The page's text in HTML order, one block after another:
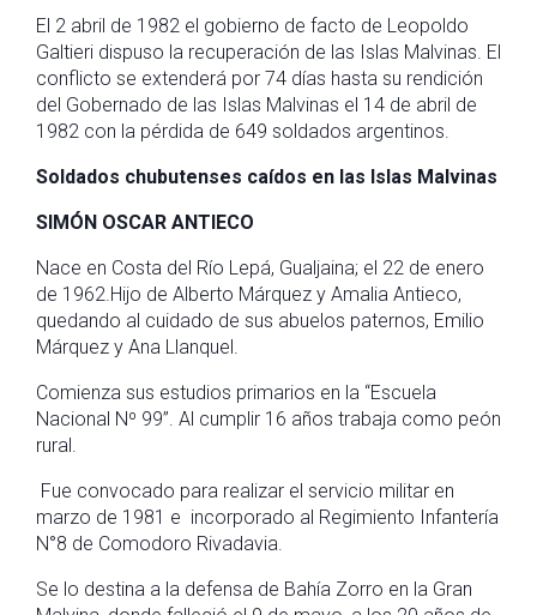
El 2 abril de 1982 el gobierno de facto de Leopoldo
Galtieri dispuso la recuperación de las Islas Malvinas. El
conflicto se extenderá por 74 días hasta su rendición
del Gobernado de las Islas Malvinas el 14 de abril de
1982 con la pérdida de 649 soldados argentinos.
Soldados chubutenses caídos en las Islas Malvinas
SIMÓN OSCAR ANTIECO
Nace en Costa del Río Lepá, Gualjaina; el 22 de enero
de 1962.Hijo de Alberto Márquez y Amalia Antieco,
quedando al cuidado de sus abuelos paternos, Emilio
Márquez y Ana Llanquel.
Comienza sus estudios primarios en la “Escuela
Nacional Nº 99”. Al cumplir 16 años trabaja como peón
rural.
Fue convocado para realizar el servicio militar en
marzo de 1981 e incorporado al Regimiento Infantería
N°8 de Comodoro Rivadavia.
Se lo destina a la defensa de Bahía Zorro en la Gran